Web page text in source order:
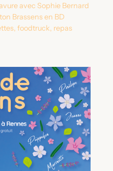
avec Sophie Bernard
Brassens en BD
foodtruck, repas